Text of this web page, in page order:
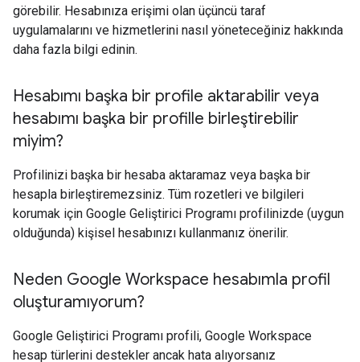
görebilir. Hesabınıza erişimi olan üçüncü taraf
uygulamalarını ve hizmetlerini nasıl yöneteceğiniz hakkında
daha fazla bilgi edinin.
Hesabımı başka bir profile aktarabilir veya
hesabımı başka bir profille birleştirebilir
miyim?
Profilinizi başka bir hesaba aktaramaz veya başka bir
hesapla birleştiremezsiniz. Tüm rozetleri ve bilgileri
korumak için Google Geliştirici Programı profilinizde (uygun
olduğunda) kişisel hesabınızı kullanmanız önerilir.
Neden Google Workspace hesabımla profil
oluşturamıyorum?
Google Geliştirici Programı profili, Google Workspace
hesap türlerini destekler ancak hata alıyorsanız